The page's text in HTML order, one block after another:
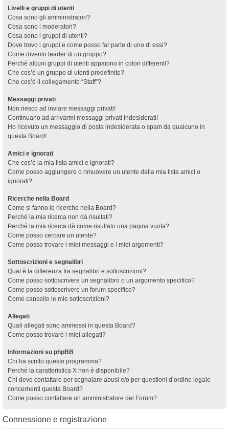
Livelli e gruppi di utenti
Cosa sono gli amministratori?
Cosa sono i moderatori?
Cosa sono i gruppi di utenti?
Dove trovo i gruppi e come posso far parte di uno di essi?
Come divento leader di un gruppo?
Perché alcuni gruppi di utenti appaiono in colori differenti?
Che cos’è un gruppo di utenti predefinito?
Che cos’è il collegamento “Staff”?
Messaggi privati
Non riesco ad inviare messaggi privati!
Continuano ad arrivarmi messaggi privati indesiderati!
Ho ricevuto un messaggio di posta indesiderata o spam da qualcuno in
questa Board!
Amici e ignorati
Che cos’è la mia lista amici e ignorati?
Come posso aggiungere o rimuovere un utente dalla mia lista amici o
ignorati?
Ricerche nella Board
Come si fanno le ricerche nella Board?
Perché la mia ricerca non dà risultati?
Perché la mia ricerca dà come risultato una pagina vuota?
Come posso cercare un utente?
Come posso trovare i miei messaggi e i miei argomenti?
Sottoscrizioni e segnalibri
Qual è la differenza fra segnalibri e sottoscrizioni?
Come posso sottoscrivere un segnalibro o un argomento specifico?
Come posso sottoscrivere un forum specifico?
Come cancello le mie sottoscrizioni?
Allegati
Quali allegati sono ammessi in questa Board?
Come posso trovare i miei allegati?
Informazioni su phpBB
Chi ha scritto questo programma?
Perché la caratteristica X non è disponibile?
Chi devo contattare per segnalare abusi e/o per questioni d’ordine legale
concernenti questa Board?
Come posso contattare un amministratore del Forum?
Connessione e registrazione